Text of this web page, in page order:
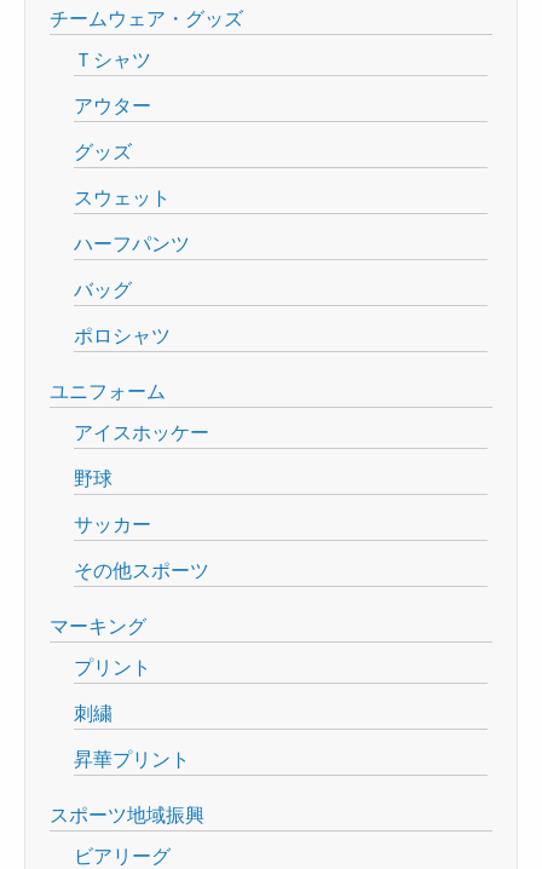
チームウェア・グッズ
Ｔシャツ
アウター
グッズ
スウェット
ハーフパンツ
バッグ
ポロシャツ
ユニフォーム
アイスホッケー
野球
サッカー
その他スポーツ
マーキング
プリント
刺繍
昇華プリント
スポーツ地域振興
ビアリーグ